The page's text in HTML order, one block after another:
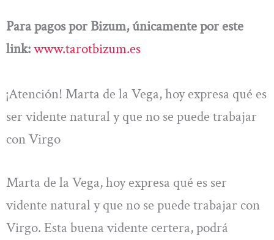
Para pagos por Bizum, únicamente por este
link:www.tarotbizum.es
¡Atención! Marta de la Vega, hoy expresa qué es
ser vidente natural y que no se puede trabajar
con Virgo
Marta de la Vega, hoy expresa qué es ser
vidente natural y que no se puede trabajar con
Virgo. Esta buena vidente certera, podrá